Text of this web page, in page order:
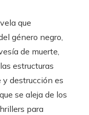
que
género negro,
de muerte,
estructuras
y destrucción es
se aleja de los
para